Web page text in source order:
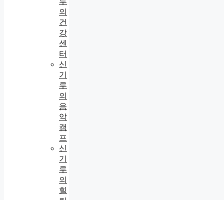
의
건
강
센
터
신
기
루
의
음
악
캠
프
신
기
루
의
힐